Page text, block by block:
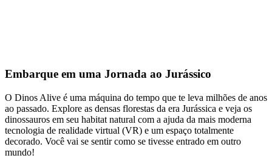
Embarque em uma Jornada ao Jurássico
O Dinos Alive é uma máquina do tempo que te leva milhões de anos
ao passado. Explore as densas florestas da era Jurássica e veja os
dinossauros em seu habitat natural com a ajuda da mais moderna
tecnologia de realidade virtual (VR) e um espaço totalmente
decorado. Você vai se sentir como se tivesse entrado em outro
mundo!